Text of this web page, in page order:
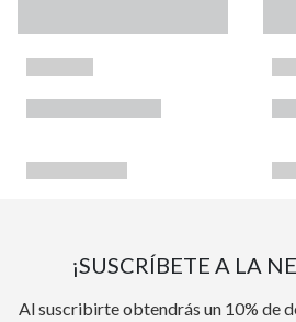
¡SUSCRÍBETE A LA
Al suscribirte obtendrás un 10% de